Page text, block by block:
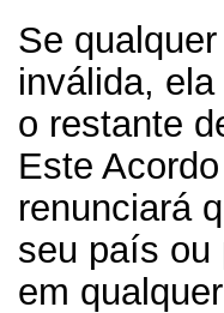
Se
inválida,
o restante
Este
renunciará
seu país ou
em